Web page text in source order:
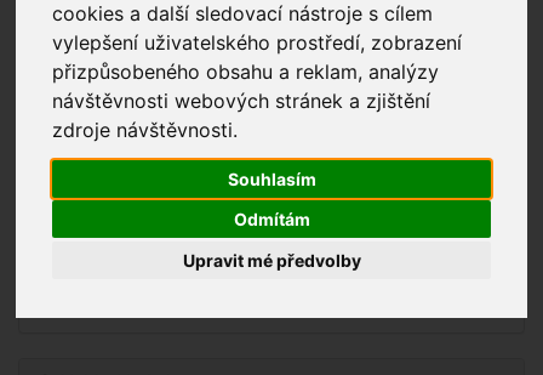
cookies a další sledovací nástroje s cílem
vylepšení uživatelského prostředí, zobrazení
přizpůsobeného obsahu a reklam, analýzy
návštěvnosti webových stránek a zjištění
zdroje návštěvnosti.
Souhlasím
Odmítám
Upravit mé předvolby
Vážení zákazníci, v tuto chvíli je Náš internetový obchod v
režimu Katalogu. Objednávky on-line nyní nelze vyřídit.
Děkujeme za pochopení.
Novinky